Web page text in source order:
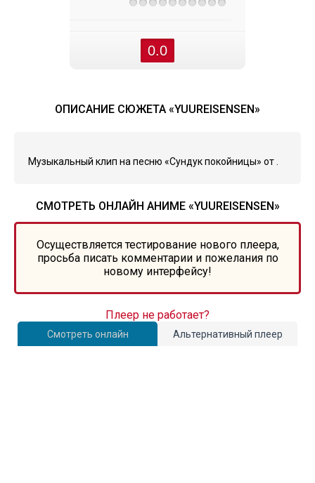
0.0
ОПИСАНИЕ СЮЖЕТА «YUUREISENSEN»
Музыкальный клип на песню «Сундук покойницы» от .
СМОТРЕТЬ ОНЛАЙН АНИМЕ «YUUREISENSEN»
Осуществляется тестирование нового плеера,
просьба писать комментарии и пожелания по
новому интерфейсу!
Смотреть онлайн Альтернативный плеер
Плеер не работает?